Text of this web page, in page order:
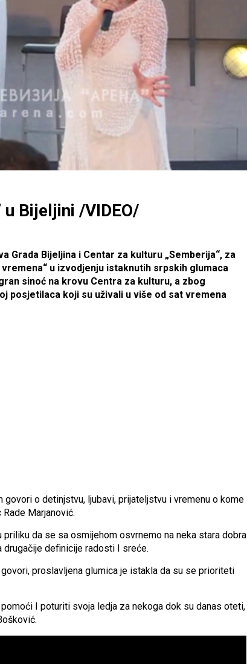
u Bijeljini /VIDEO/
Grada Bijeljina i Centar za kulturu „Semberija“, za
u izvodjenju istaknutih srpskih glumaca
sinoć na krovu Centra za kulturu, a zbog
posjetilaca koji su uživali u više od sat vremena
govori o detinjstvu, ljubavi, prijateljstvu i vremenu o kome
Marjanović.
da se sa osmijehom osvrnemo na neka stara dobra
drugačije definicije radosti I sreće.
proslavljena glumica je istakla da su se prioriteti
I poturiti svoja ledja za nekoga dok su danas oteti,